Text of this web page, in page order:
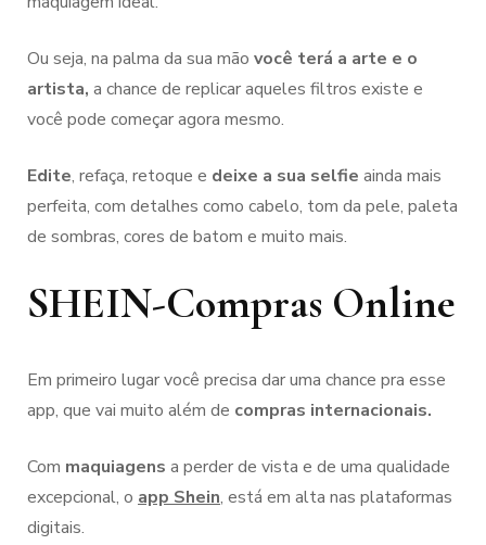
Ou seja, na palma da sua mão você terá a arte e o
artista, a chance de replicar aqueles filtros existe e
você pode começar agora mesmo.
Edite, refaça, retoque e deixe a sua selfie ainda mais
perfeita, com detalhes como cabelo, tom da pele, paleta
de sombras, cores de batom e muito mais.
SHEIN-Compras Online
Em primeiro lugar você precisa dar uma chance pra esse
app, que vai muito além de compras internacionais.
Com maquiagens a perder de vista e de uma qualidade
excepcional, o app Shein, está em alta nas plataformas
digitais.